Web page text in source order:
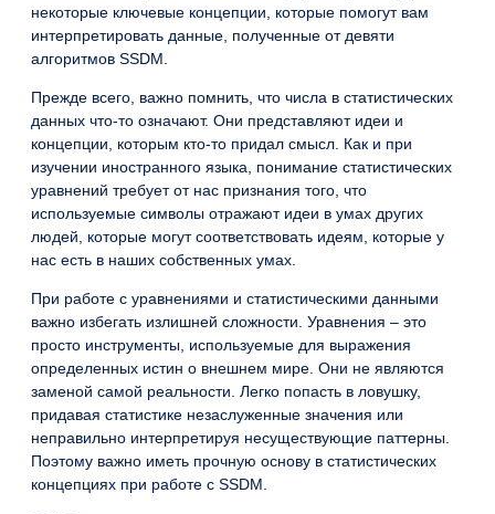
некоторые ключевые концепции, которые помогут вам
интерпретировать данные, полученные от девяти
алгоритмов SSDM.
Прежде всего, важно помнить, что числа в статистических
данных что-то означают. Они представляют идеи и
концепции, которым кто-то придал смысл. Как и при
изучении иностранного языка, понимание статистических
уравнений требует от нас признания того, что
используемые символы отражают идеи в умах других
людей, которые могут соответствовать идеям, которые у
нас есть в наших собственных умах.
При работе с уравнениями и статистическими данными
важно избегать излишней сложности. Уравнения – это
просто инструменты, используемые для выражения
определенных истин о внешнем мире. Они не являются
заменой самой реальности. Легко попасть в ловушку,
придавая статистике незаслуженные значения или
неправильно интерпретируя несуществующие паттерны.
Поэтому важно иметь прочную основу в статистических
концепциях при работе с SSDM.